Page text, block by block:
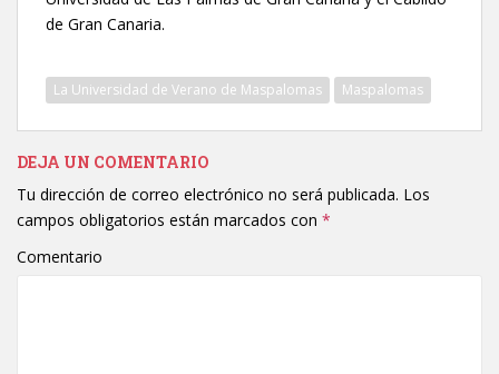
de Gran Canaria.
La Universidad de Verano de Maspalomas Maspalomas
DEJA UN COMENTARIO
Tu dirección de correo electrónico no será publicada. Los
campos obligatorios están marcados con *
Comentario